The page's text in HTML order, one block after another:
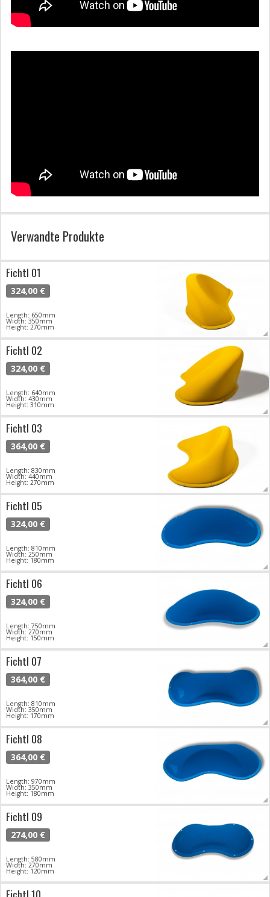
Verwandte Produkte
Fichtl 01
324,00 €
Length: 650mm
Width: 350mm
Height: 270mm
Fichtl 02
324,00 €
Length: 640mm
Width: 430mm
Height: 310mm
Fichtl 03
364,00 €
Length: 830mm
Width: 440mm
Height: 270mm
Fichtl 05
324,00 €
Length: 810mm
Width: 250mm
Height: 180mm
Fichtl 06
324,00 €
Length: 750mm
Width: 270mm
Height: 150mm
Fichtl 07
364,00 €
Length: 810mm
Width: 350mm
Height: 170mm
Fichtl 08
364,00 €
Length: 970mm
Width: 350mm
Height: 180mm
Fichtl 09
274,00 €
Length: 580mm
Width: 270mm
Height: 120mm